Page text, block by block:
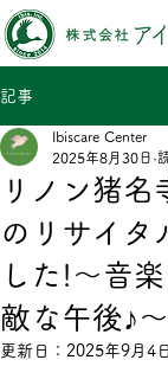
記事
リノン猪名
のリサイタ
した!～音
敵な午後♪～
Ibiscare Center
2025年8月30日
更新日： 2025年9月4日